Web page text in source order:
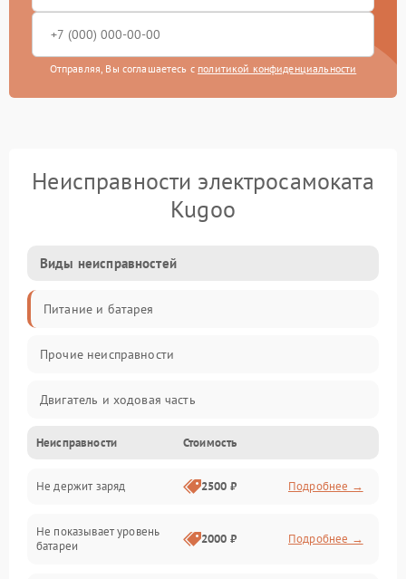
Отправляя, Вы соглашаетесь с политикой конфиденциальности
Неисправности электросамоката
Kugoo
Виды неисправностей
Питание и батарея
Прочие неисправности
Двигатель и ходовая часть
Тормоза и безопасность
Подвеска и колеса
Электроника и управление
Неисправности Стоимость
Не держит заряд 2500 ₽ Подробнее →
Не показывает уровень
батареи
2000 ₽ Подробнее →